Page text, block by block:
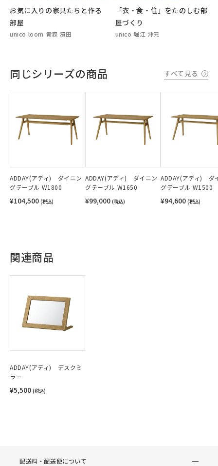
お気に入りの家具たちと作る
部屋
unico loom 青森 濱田
「衣・食・住」をたのしむ部
屋づくり
unico 堀江 沖元
同じシリーズの商品 すべて見る
ADDAY(アディ) ダイニン
グテーブル W1800
¥104,500 (税込)
ADDAY(アディ) ダイニン
グテーブル W1650
¥99,000 (税込)
ADDAY(アディ) ダ
グテーブル W1500
¥94,600 (税込)
関連商品
ADDAY(アディ) デスクミ
ラー
¥5,500 (税込)
配送料・配送便について